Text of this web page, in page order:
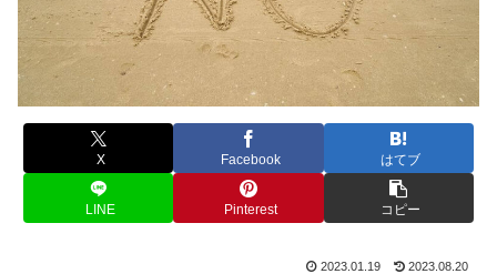
X Facebook はてブ
LINE Pinterest コピー
2023.01.19 2023.08.20